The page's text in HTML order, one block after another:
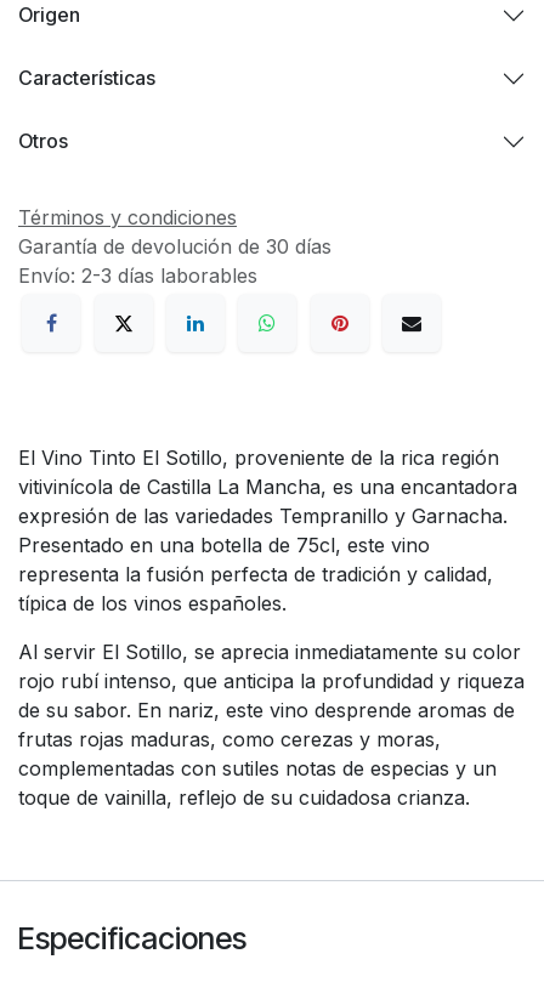
Origen
Características
Otros
Términos y condiciones
Garantía de devolución de 30 días
Envío: 2-3 días laborables
El Vino Tinto El Sotillo, proveniente de la rica región
vitivinícola de Castilla La Mancha, es una encantadora
expresión de las variedades Tempranillo y Garnacha.
Presentado en una botella de 75cl, este vino
representa la fusión perfecta de tradición y calidad,
típica de los vinos españoles.
Al servir El Sotillo, se aprecia inmediatamente su color
rojo rubí intenso, que anticipa la profundidad y riqueza
de su sabor. En nariz, este vino desprende aromas de
frutas rojas maduras, como cerezas y moras,
complementadas con sutiles notas de especias y un
toque de vainilla, reflejo de su cuidadosa crianza.
Especificaciones